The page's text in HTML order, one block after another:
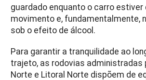
guardado enquanto o carro estiver
movimento e, fundamentalmente,
sob o efeito de álcool.
Para garantir a tranquilidade ao
trajeto, as rodovias administradas
Norte e Litoral Norte dispõem de